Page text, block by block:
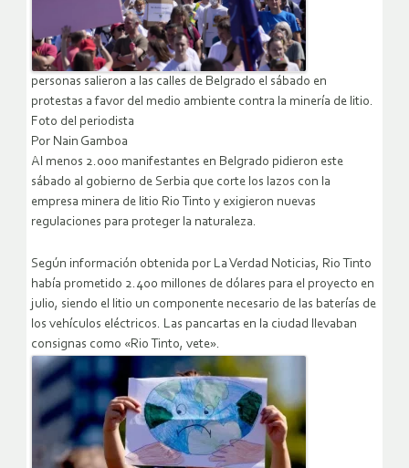
personas salieron a las calles de Belgrado el sábado en
protestas a favor del medio ambiente contra la minería de litio.
Foto del periodista
Por Nain Gamboa
Al menos 2.000 manifestantes en Belgrado pidieron este
sábado al gobierno de Serbia que corte los lazos con la
empresa minera de litio Rio Tinto y exigieron nuevas
regulaciones para proteger la naturaleza.
Según información obtenida por La Verdad Noticias, Rio Tinto
había prometido 2.400 millones de dólares para el proyecto en
julio, siendo el litio un componente necesario de las baterías de
los vehículos eléctricos. Las pancartas en la ciudad llevaban
consignas como «Rio Tinto, vete».